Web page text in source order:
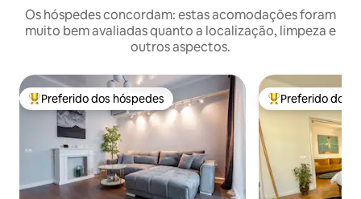
Os hóspedes concordam: estas acomodações foram
muito bem avaliadas quanto a localização, limpeza e
outros aspectos.
Entre os melhores preferidos dos hóspedes
Preferido dos hóspedes Entre os
Preferido dos